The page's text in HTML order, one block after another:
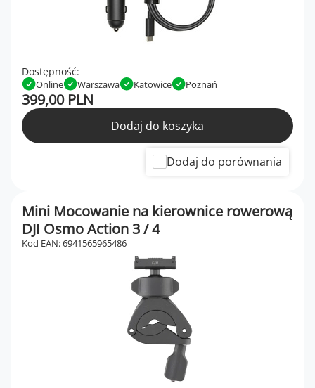
Dostępność:
Online Warszawa Katowice Poznań
399,00 PLN
Dodaj do koszyka
Dodaj do porównania
Mini Mocowanie na kierownice rowerową
DJI Osmo Action 3 / 4
Kod EAN: 6941565965486